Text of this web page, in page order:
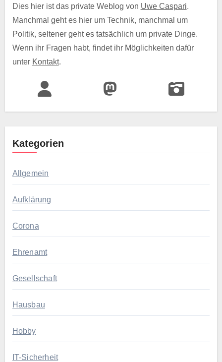
Dies hier ist das private Weblog von Uwe Caspari.
Manchmal geht es hier um Technik, manchmal um
Politik, seltener geht es tatsächlich um private Dinge.
Wenn ihr Fragen habt, findet ihr Möglichkeiten dafür
unter Kontakt.
Kategorien
Allgemein
Aufklärung
Corona
Ehrenamt
Gesellschaft
Hausbau
Hobby
IT-Sicherheit